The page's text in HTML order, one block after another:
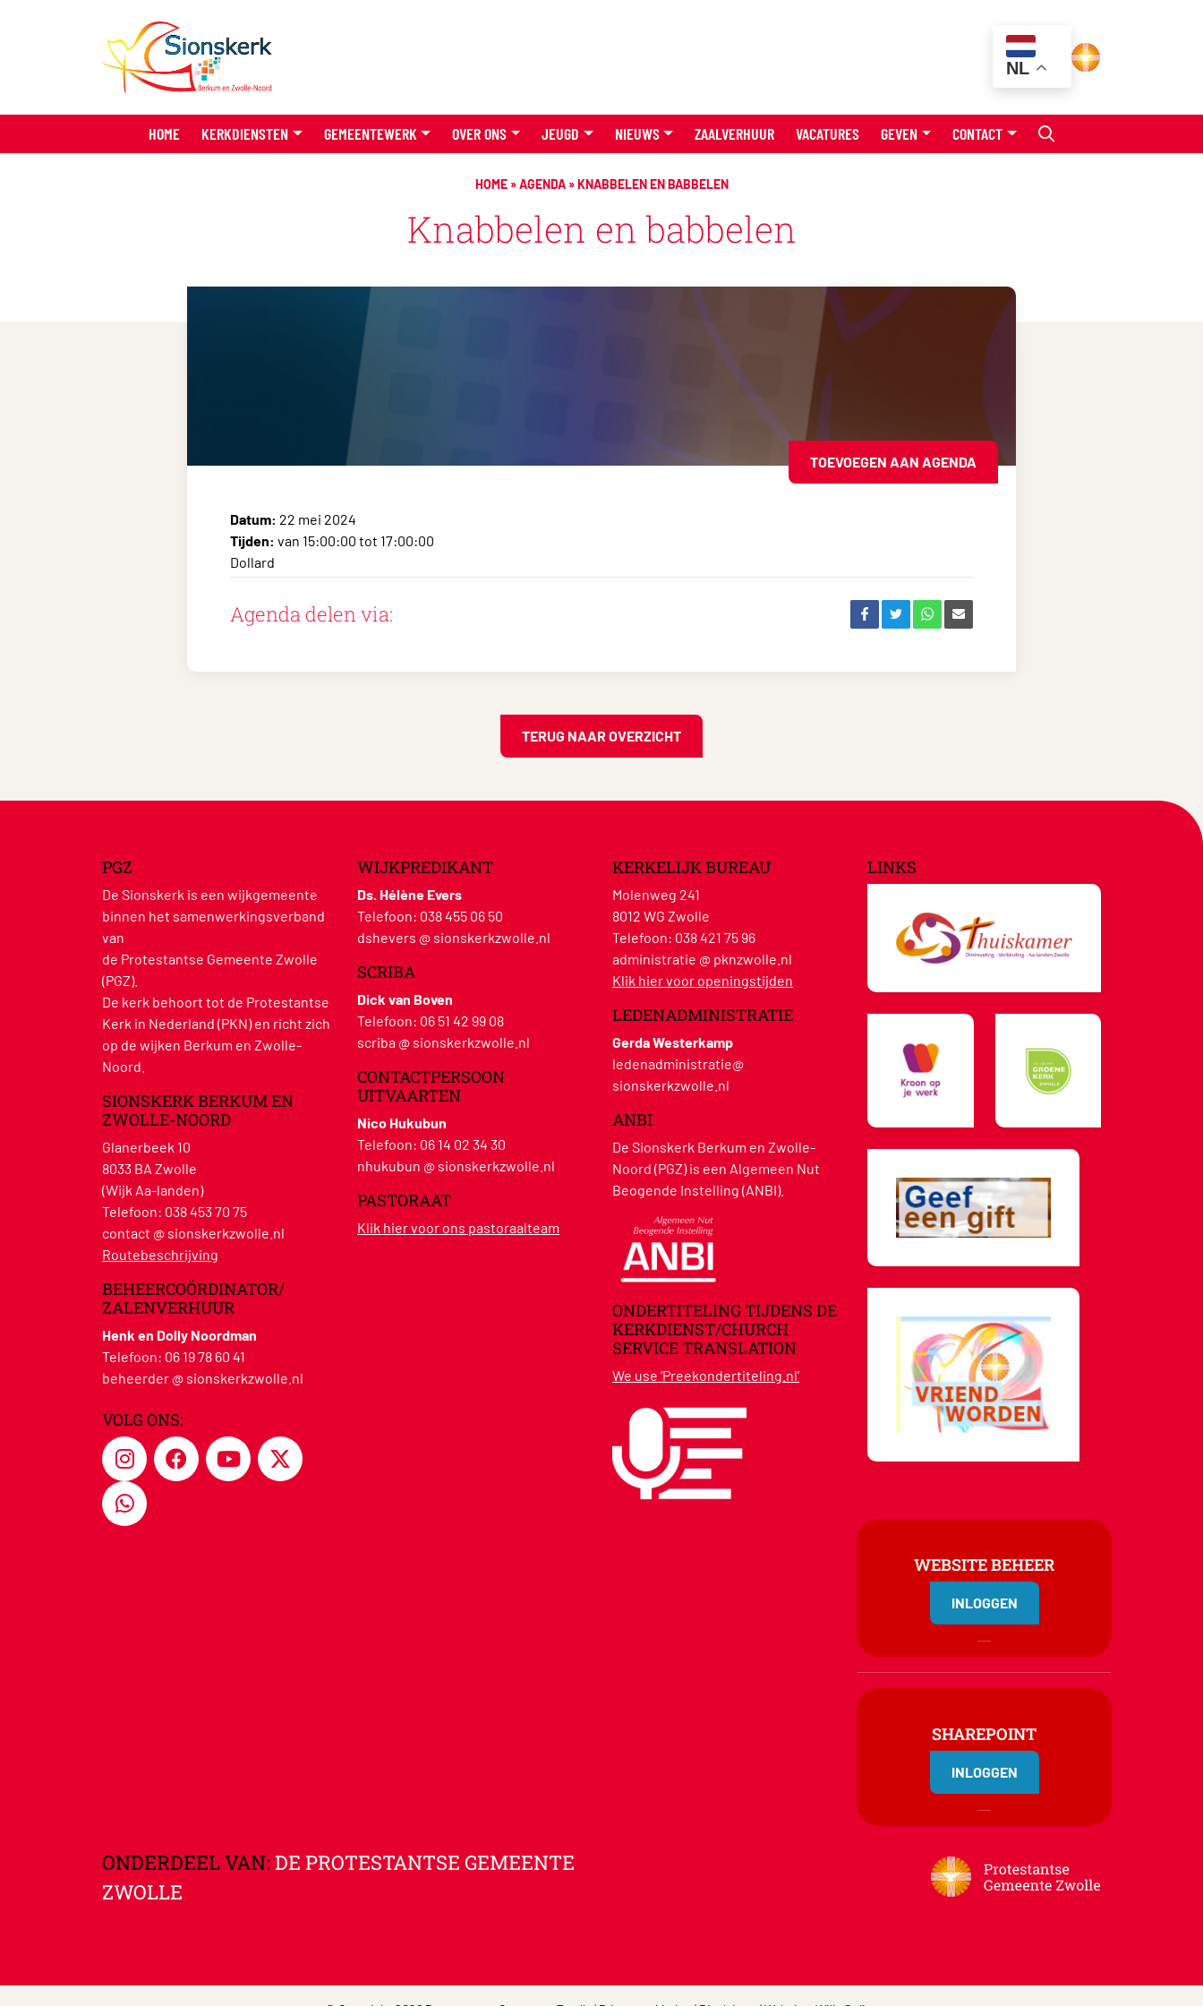
NL
HOME KERKDIENSTEN GEMEENTEWERK OVER ONS JEUGD NIEUWS ZAALVERHUUR VACATURES GEVEN CONTACT
HOME»AGENDA»KNABBELEN EN BABBELEN
Knabbelen en babbelen
TOEVOEGEN AAN AGENDA
Datum: 22 mei 2024
Tijden: van 15:00:00 tot 17:00:00
Dollard
Agenda delen via:
TERUG NAAR OVERZICHT
PGZ
De Sionskerk is een wijkgemeente
binnen het samenwerkingsverband
van
de Protestantse Gemeente Zwolle
(PGZ).
De kerk behoort tot de Protestantse
Kerk in Nederland (PKN) en richt zich
op de wijken Berkum en Zwolle-
Noord.
SIONSKERK BERKUM EN
ZWOLLE-NOORD
Glanerbeek 10
8033 BA Zwolle
(Wijk Aa-landen)
Telefoon: 038 453 70 75
contact @ sionskerkzwolle.nl
Routebeschrijving
BEHEERCOÖRDINATOR/
ZALENVERHUUR
Henk en Dolly Noordman
Telefoon: 06 19 78 60 41
beheerder @ sionskerkzwolle.nl
VOLG ONS:
WIJKPREDIKANT
Ds. Hélène Evers
Telefoon: 038 455 06 50
dshevers @ sionskerkzwolle.nl
SCRIBA
Dick van Boven
Telefoon: 06 51 42 99 08
scriba @ sionskerkzwolle.nl
CONTACTPERSOON
UITVAARTEN
Nico Hukubun
Telefoon: 06 14 02 34 30
nhukubun @ sionskerkzwolle.nl
PASTORAAT
Klik hier voor ons pastoraalteam
KERKELIJK BUREAU
Molenweg 241
8012 WG Zwolle
Telefoon: 038 421 75 96
administratie @ pknzwolle.nl
Klik hier voor openingstijden
LEDENADMINISTRATIE
Gerda Westerkamp
ledenadministratie@
sionskerkzwolle.nl
ANBI
De Sionskerk Berkum en Zwolle-
Noord (PGZ) is een Algemeen Nut
Beogende Instelling (ANBI).
ONDERTITELING TIJDENS DE
KERKDIENST/CHURCH
SERVICE TRANSLATION
We use ‘Preekondertiteling.nl’
LINKS
WEBSITE BEHEER
INLOGGEN
SHAREPOINT
INLOGGEN
ONDERDEEL VAN: DE PROTESTANTSE GEMEENTE
ZWOLLE